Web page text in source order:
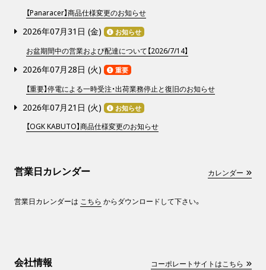
【Panaracer】商品仕様変更のお知らせ
2026年07月31日 (金) お知らせ
お盆期間中の営業および配達について【2026/7/14】
2026年07月28日 (火) 重要
【重要】停電による一時受注・出荷業務停止と復旧のお知らせ
2026年07月21日 (火) お知らせ
【OGK KABUTO】商品仕様変更のお知らせ
営業日カレンダー カレンダー
営業日カレンダーは こちら からダウンロードして下さい。
会社情報 コーポレートサイトはこちら